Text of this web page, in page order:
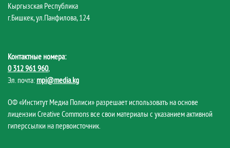
Кыргызская Республика
г.Бишкек, ул.Панфилова, 124
Контактные номера:
0 312 961 960,
Эл. почта: mpi@media.kg
ОФ «Институт Медиа Полиси» разрешает использовать на основе
лицензии Creative Commons все свои материалы с указанием активной
гиперссылки на первоисточник.